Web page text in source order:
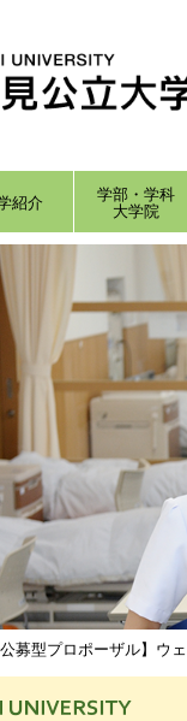
紹介
学部・学科
大学院
公募型プロポーザル】ウ